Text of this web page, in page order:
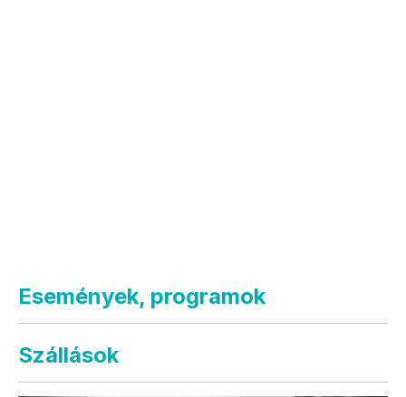
Események, programok
Szállások